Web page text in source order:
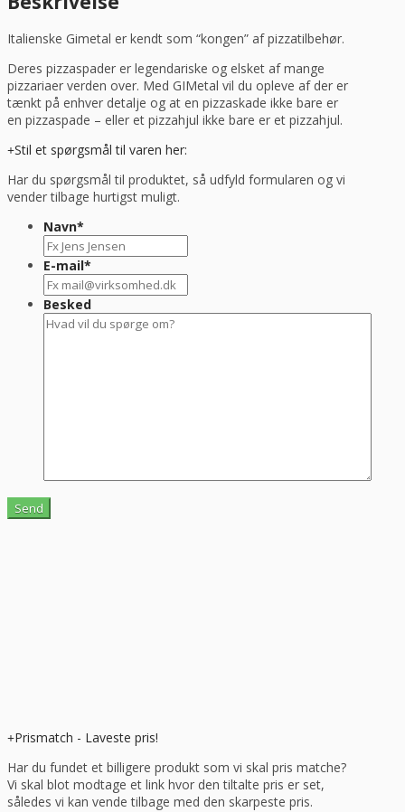
antal
Italienske Gimetal er kendt som “kongen” af pizzatilbehør.
Deres pizzaspader er legendariske og elsket af mange
pizzariaer verden over. Med GIMetal vil du opleve af der er
tænkt på enhver detalje og at en pizzaskade ikke bare er
en pizzaspade – eller et pizzahjul ikke bare er et pizzahjul.
Stil et spørgsmål til varen her:
Har du spørgsmål til produktet, så udfyld formularen og vi
vender tilbage hurtigst muligt.
Navn*
E-mail*
Besked
Prismatch - Laveste pris!
Har du fundet et billigere produkt som vi skal pris matche?
Vi skal blot modtage et link hvor den tiltalte pris er set,
således vi kan vende tilbage med den skarpeste pris.